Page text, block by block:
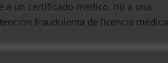
a un certificado médico, no a una
fraudulenta de licencia médica